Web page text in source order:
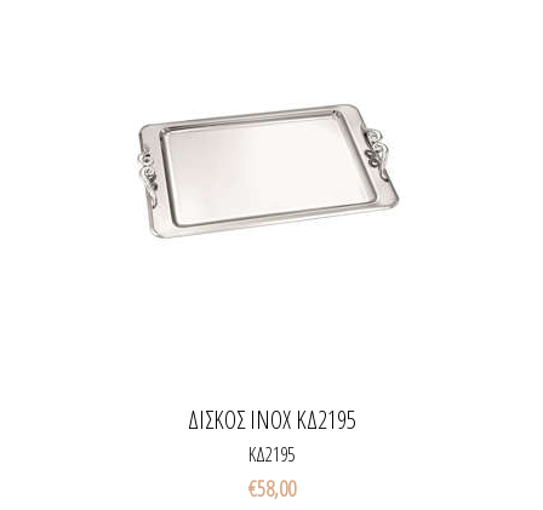
ΔΙΣΚΟΣ INOX ΚΔ2195
ΚΔ2195
€58,00